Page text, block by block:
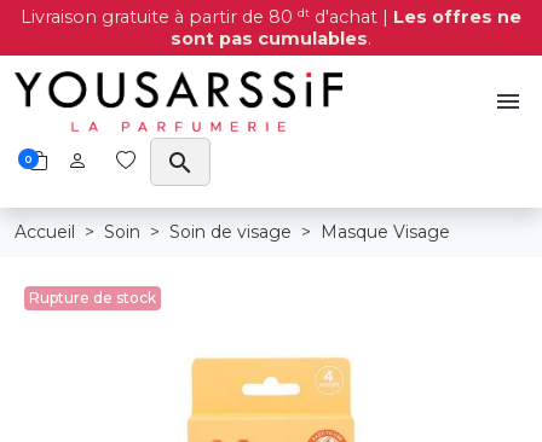
Livraison gratuite à partir de 80 dt d'achat | Les offres ne
sont pas cumulables.
menu
0 search
Accueil Soin Soin de visage Masque Visage
Rupture de stock